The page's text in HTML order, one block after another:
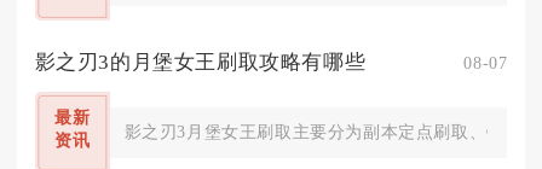
影之刃3的月堡女王刷取攻略有哪些 08-07
最新
资讯
影之刃3月堡女王刷取主要分为副本定点刷取、锻造